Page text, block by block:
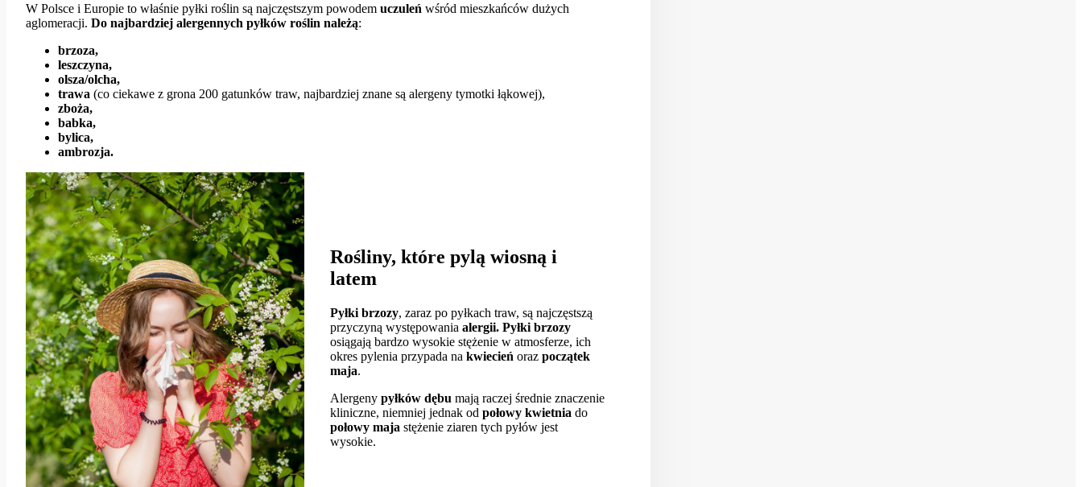
W Polsce i Europie to właśnie pyłki roślin są najczęstszym powodem uczuleń wśród mieszkańców dużych
aglomeracji. Do najbardziej alergennych pyłków roślin należą:
brzoza,
leszczyna,
olsza/olcha,
trawa (co ciekawe z grona 200 gatunków traw, najbardziej znane są alergeny tymotki łąkowej),
zboża,
babka,
bylica,
ambrozja.
Rośliny, które pylą wiosną i
latem
Pyłki brzozy, zaraz po pyłkach traw, są najczęstszą
przyczyną występowaniaalergii. Pyłki brzozy
osiągają bardzo wysokie stężenie w atmosferze, ich
okres pylenia przypada nakwiecień orazpoczątek
maja.
Alergenypyłków dębu mają raczej średnie znaczenie
kliniczne, niemniej jednak odpołowy kwietniado
połowy maja stężenie ziaren tych pyłów jest
wysokie.